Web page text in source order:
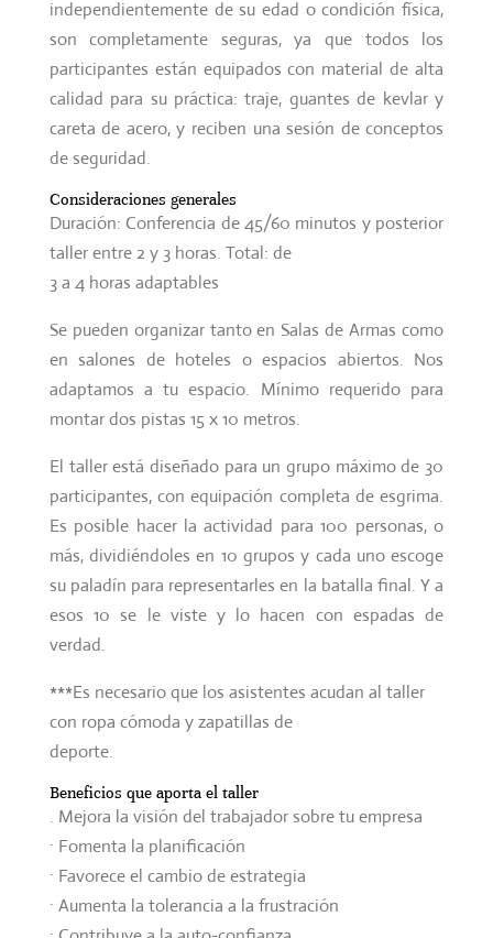
independientemente de su edad o condición física,
son completamente seguras, ya que todos los
participantes están equipados con material de alta
calidad para su práctica: traje, guantes de kevlar y
careta de acero, y reciben una sesión de conceptos
de seguridad.
Consideraciones generales
Duración: Conferencia de 45/60 minutos y posterior
taller entre 2 y 3 horas. Total: de
3 a 4 horas adaptables
Se pueden organizar tanto en Salas de Armas como
en salones de hoteles o espacios abiertos. Nos
adaptamos a tu espacio. Mínimo requerido para
montar dos pistas 15 x 10 metros.
El taller está diseñado para un grupo máximo de 30
participantes, con equipación completa de esgrima.
Es posible hacer la actividad para 100 personas, o
más, dividiéndoles en 10 grupos y cada uno escoge
su paladín para representarles en la batalla final. Y a
esos 10 se le viste y lo hacen con espadas de
verdad.
***Es necesario que los asistentes acudan al taller
con ropa cómoda y zapatillas de
deporte.
Beneficios que aporta el taller
. Mejora la visión del trabajador sobre tu empresa
· Fomenta la planificación
· Favorece el cambio de estrategia
· Aumenta la tolerancia a la frustración